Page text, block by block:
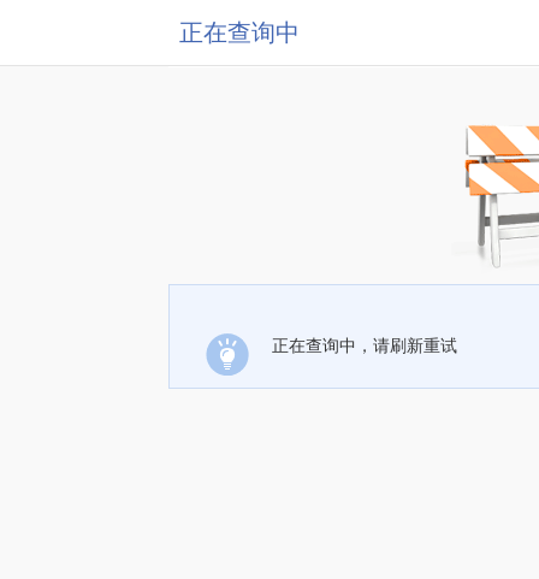
正在查询中
正在查询中，请刷新重试